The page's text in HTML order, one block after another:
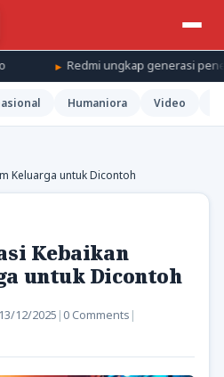
ungkap generasi penerus K100 akan
Humaniora Video
Keluarga untuk Dicontoh
Kebaikan
untuk Dicontoh
13/12/2025 | 0 Comments |